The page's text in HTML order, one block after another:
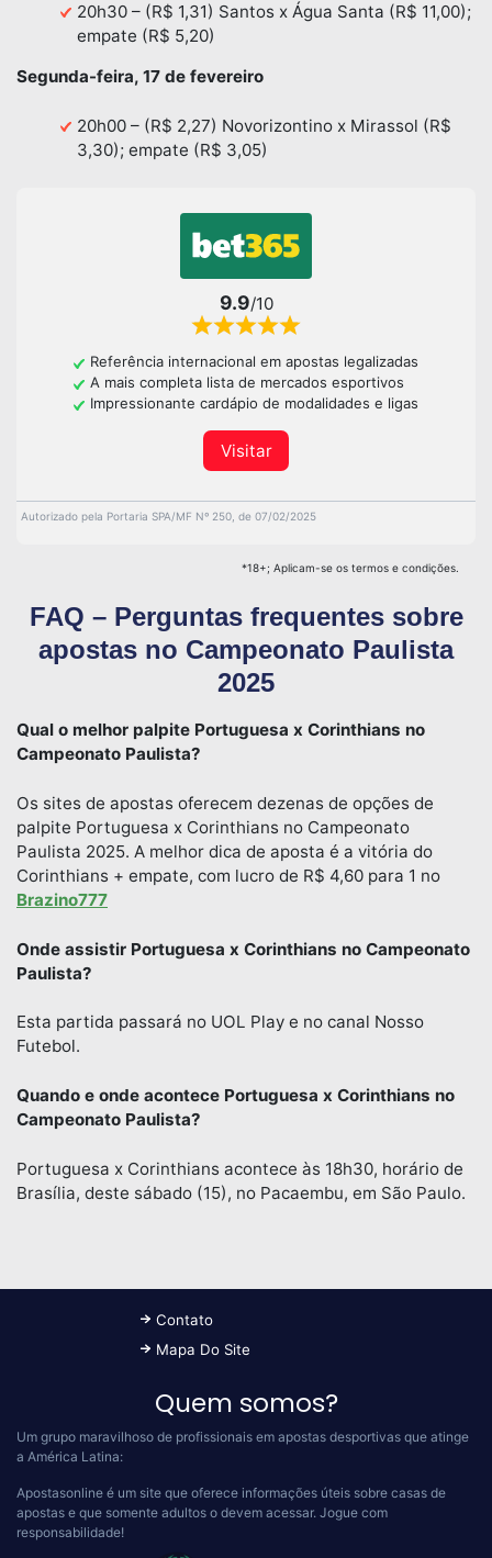
20h30 – (R$ 1,31) Santos x Água Santa (R$ 11,00);
empate (R$ 5,20)
Segunda-feira, 17 de fevereiro
20h00 – (R$ 2,27) Novorizontino x Mirassol (R$
3,30); empate (R$ 3,05)
9.9/10
Referência internacional em apostas legalizadas
A mais completa lista de mercados esportivos
Impressionante cardápio de modalidades e ligas
Visitar
Autorizado pela Portaria SPA/MF Nº 250, de 07/02/2025
*18+; Aplicam-se os termos e condições.
FAQ – Perguntas frequentes sobre
apostas no Campeonato Paulista
2025
Qual o melhor palpite Portuguesa x Corinthians no
Campeonato Paulista?
Os sites de apostas oferecem dezenas de opções de
palpite Portuguesa x Corinthians no Campeonato
Paulista 2025. A melhor dica de aposta é a vitória do
Corinthians + empate, com lucro de R$ 4,60 para 1 no
Brazino777
Onde assistir Portuguesa x Corinthians no Campeonato
Paulista?
Esta partida passará no UOL Play e no canal Nosso
Futebol.
Quando e onde acontece Portuguesa x Corinthians no
Campeonato Paulista?
Portuguesa x Corinthians acontece às 18h30, horário de
Brasília, deste sábado (15), no Pacaembu, em São Paulo.
Contato
Mapa Do Site
Quem somos?
Um grupo maravilhoso de profissionais em apostas desportivas que atinge
a América Latina:
Apostasonline é um site que oferece informações úteis sobre casas de
apostas e que somente adultos o devem acessar. Jogue com
responsabilidade!